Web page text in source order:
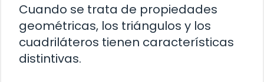
Cuando se trata de propiedades
geométricas, los triángulos y los
cuadriláteros tienen características
distintivas.